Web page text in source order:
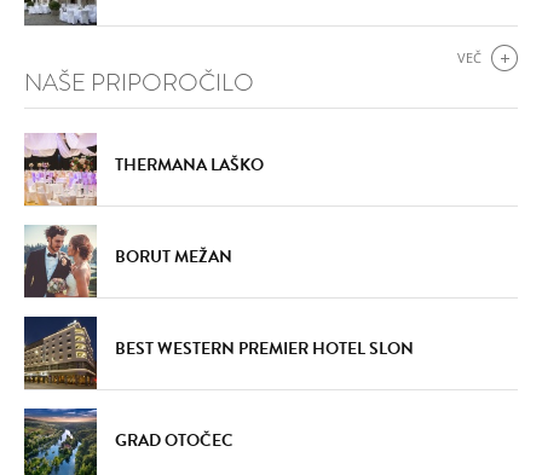
VEČ
NAŠE PRIPOROČILO
THERMANA LAŠKO
BORUT MEŽAN
BEST WESTERN PREMIER HOTEL SLON
GRAD OTOČEC